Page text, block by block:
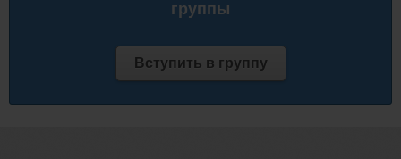
группы
Вступить в группу